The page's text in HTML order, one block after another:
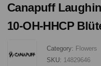
Canapuff
10-OH-HHCP
Category: Flowers
SKU: 14829646